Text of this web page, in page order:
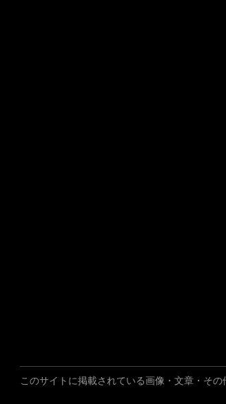
このサイトに掲載されている画像・文章・そ